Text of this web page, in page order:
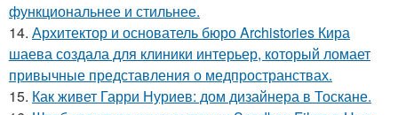
функциональнее и стильнее.
14. Архитектор и основатель бюро Archistories Кира
шаева создала для клиники интерьер, который ломает
привычные представления о медпространствах.
15. Как живет Гарри Нуриев: дом дизайнера в Тоскане.